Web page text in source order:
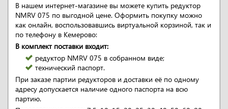
В нашем интернет-магазине вы можете купить редуктор
NMRV 075 по выгодной цене. Оформить покупку можно
как онлайн, воспользовавшись виртуальной корзиной, так и
по телефону в Кемерово:
В комплект поставки входит:
редуктор NMRV 075 в собранном виде;
технический паспорт.
При заказе партии редукторов и доставки её по одному
адресу допускается наличие одного паспорта на всю
партию.